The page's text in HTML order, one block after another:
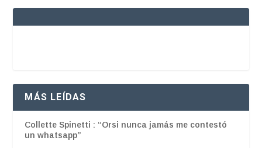
MÁS LEÍDAS
Collette Spinetti : “Orsi nunca jamás me contestó
un whatsapp”